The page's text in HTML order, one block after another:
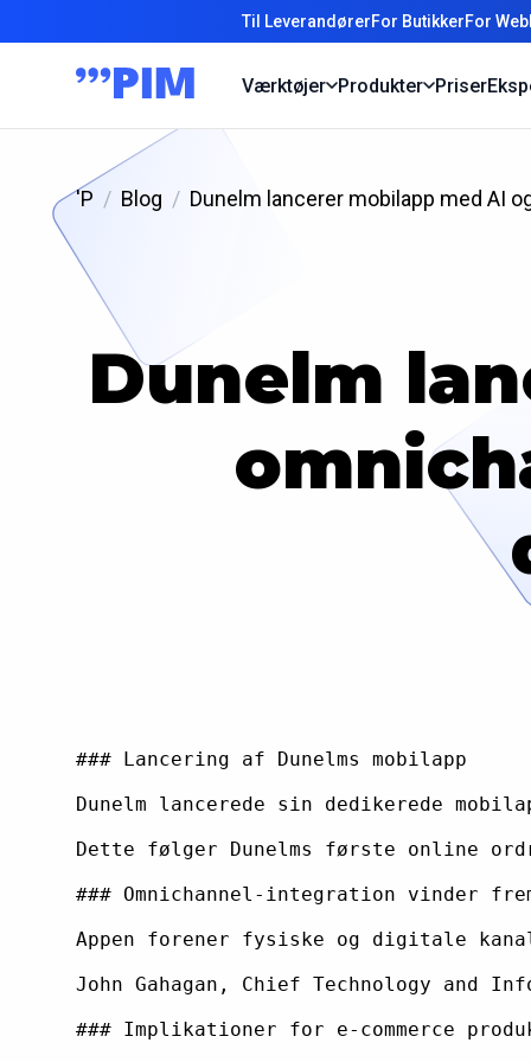
Til LeverandørerFor ButikkerFor
Værktøjer Produkter Priser
'P Blog Dunelm lancerer mobilapp med AI
Dunelm
### Lancering af Dunelms mobilapp
Dunelm lancerede sin dedikerede
Dette følger Dunelms første online
### Omnichannel-integration vinder
Appen forener fysiske og digitale
John Gahagan, Chief Technology
### Implikationer for e-commerce